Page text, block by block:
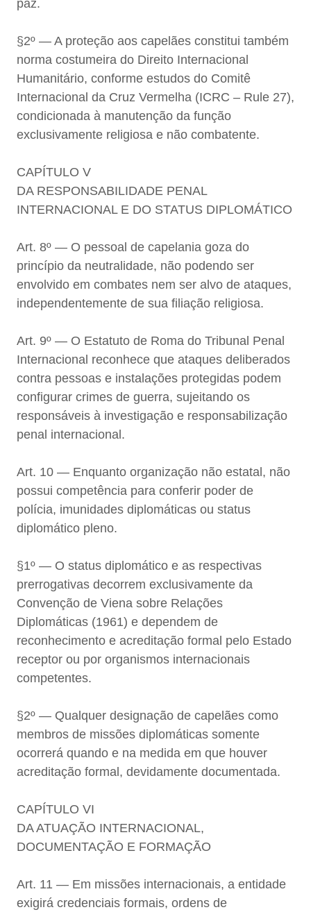
paz.
§2º — A proteção aos capelães constitui também
norma costumeira do Direito Internacional
Humanitário, conforme estudos do Comitê
Internacional da Cruz Vermelha (ICRC – Rule 27),
condicionada à manutenção da função
exclusivamente religiosa e não combatente.
CAPÍTULO V
DA RESPONSABILIDADE PENAL
INTERNACIONAL E DO STATUS DIPLOMÁTICO
Art. 8º — O pessoal de capelania goza do
princípio da neutralidade, não podendo ser
envolvido em combates nem ser alvo de ataques,
independentemente de sua filiação religiosa.
Art. 9º — O Estatuto de Roma do Tribunal Penal
Internacional reconhece que ataques deliberados
contra pessoas e instalações protegidas podem
configurar crimes de guerra, sujeitando os
responsáveis à investigação e responsabilização
penal internacional.
Art. 10 — Enquanto organização não estatal, não
possui competência para conferir poder de
polícia, imunidades diplomáticas ou status
diplomático pleno.
§1º — O status diplomático e as respectivas
prerrogativas decorrem exclusivamente da
Convenção de Viena sobre Relações
Diplomáticas (1961) e dependem de
reconhecimento e acreditação formal pelo Estado
receptor ou por organismos internacionais
competentes.
§2º — Qualquer designação de capelães como
membros de missões diplomáticas somente
ocorrerá quando e na medida em que houver
acreditação formal, devidamente documentada.
CAPÍTULO VI
DA ATUAÇÃO INTERNACIONAL,
DOCUMENTAÇÃO E FORMAÇÃO
Art. 11 — Em missões internacionais, a entidade
exigirá credenciais formais, ordens de